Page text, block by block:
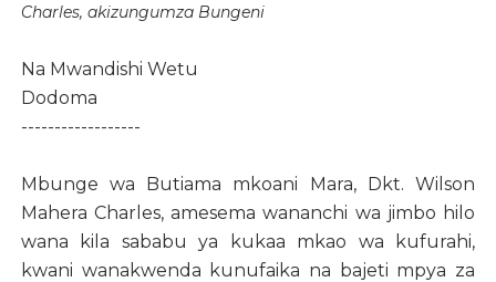
Charles, akizungumza Bungeni
Na Mwandishi Wetu
Dodoma
------------------
Mbunge wa Butiama mkoani Mara, Dkt. Wilson
Mahera Charles, amesema wananchi wa jimbo hilo
wana kila sababu ya kukaa mkao wa kufurahi,
kwani wanakwenda kunufaika na bajeti mpya za